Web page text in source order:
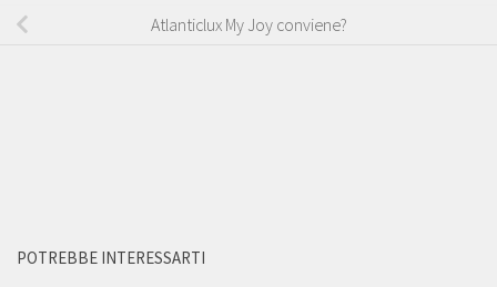
Atlanticlux My Joy conviene?
POTREBBE INTERESSARTI